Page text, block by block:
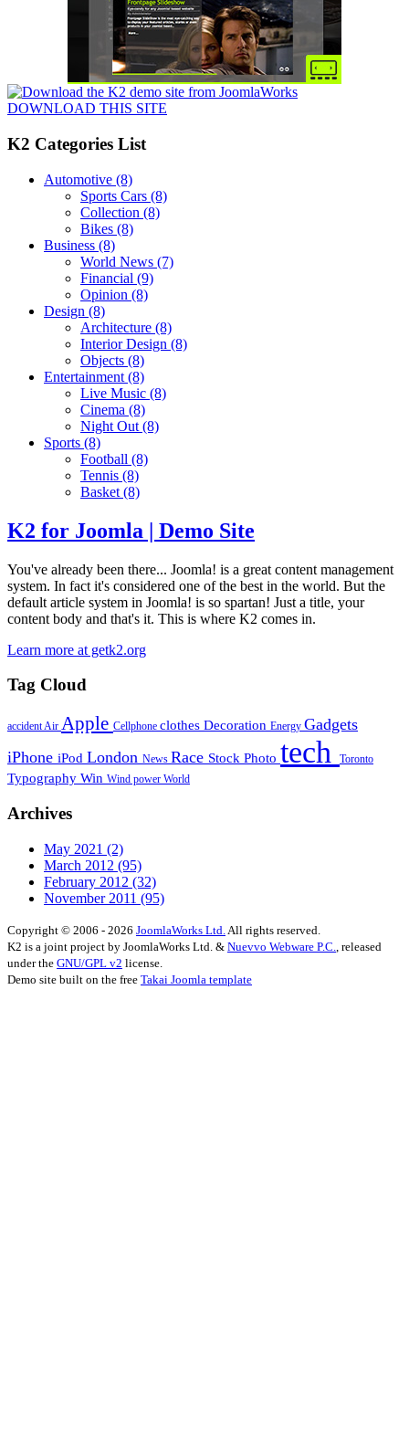
DOWNLOAD THIS SITE
K2 Categories List
Automotive (8)
Sports Cars (8)
Collection (8)
Bikes (8)
Business (8)
World News (7)
Financial (9)
Opinion (8)
Design (8)
Architecture (8)
Interior Design (8)
Objects (8)
Entertainment (8)
Live Music (8)
Cinema (8)
Night Out (8)
Sports (8)
Football (8)
Tennis (8)
Basket (8)
K2 for Joomla | Demo Site
You've already been there... Joomla! is a great content management
system. In fact it's considered one of the best in the world. But the
default article system in Joomla! is so spartan! Just a title, your
content body and that's it. This is where K2 comes in.
Learn more at getk2.org
Tag Cloud
accidentAir Apple Cellphone clothes Decoration Energy Gadgets
iPhone iPod London News Race Stock Photo tech Toronto
Typography Win Wind power World
Archives
May 2021 (2)
March 2012 (95)
February 2012 (32)
November 2011 (95)
Copyright © 2006 - 2026 JoomlaWorks Ltd. All rights reserved.
K2 is a joint project by JoomlaWorks Ltd. & Nuevvo Webware P.C.
, released
under the GNU/GPL v2 license.
Demo site built on the free Takai Joomla template